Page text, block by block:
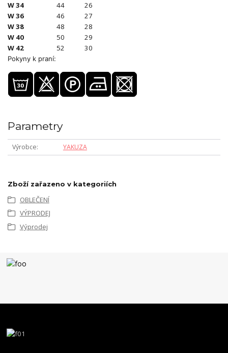
W 34
44
26
W 36
46
27
W 38
48
28
W 40
50
29
W 42
52 30
Pokyny k praní:
Parametry
Výrobce YAKUZA
Zboží zařazeno v kategoriích
OBLEČENÍ
VÝPRODEJ
Výprodej